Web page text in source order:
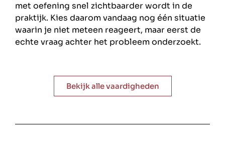
met oefening snel zichtbaarder wordt in de
praktijk. Kies daarom vandaag nog één situatie
waarin je niet meteen reageert, maar eerst de
echte vraag achter het probleem onderzoekt.
Bekijk alle vaardigheden